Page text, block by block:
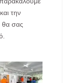
την
θα σας